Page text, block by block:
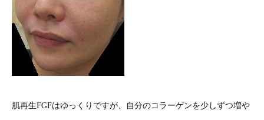
肌再生FGFはゆっくりですが、自分のコラーゲンを少しずつ増や